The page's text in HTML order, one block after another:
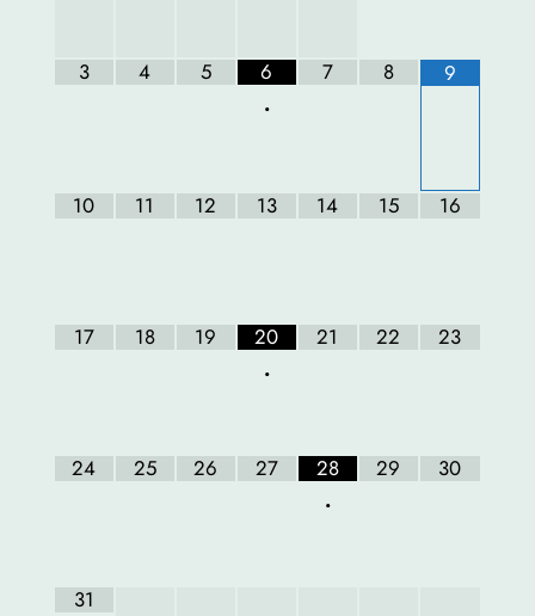
3 4 5
6
•
7 8 9
10 11 12 13 14 15 16
17 18 19
20
•
21 22 23
24 25 26 27
28
•
29 30
31